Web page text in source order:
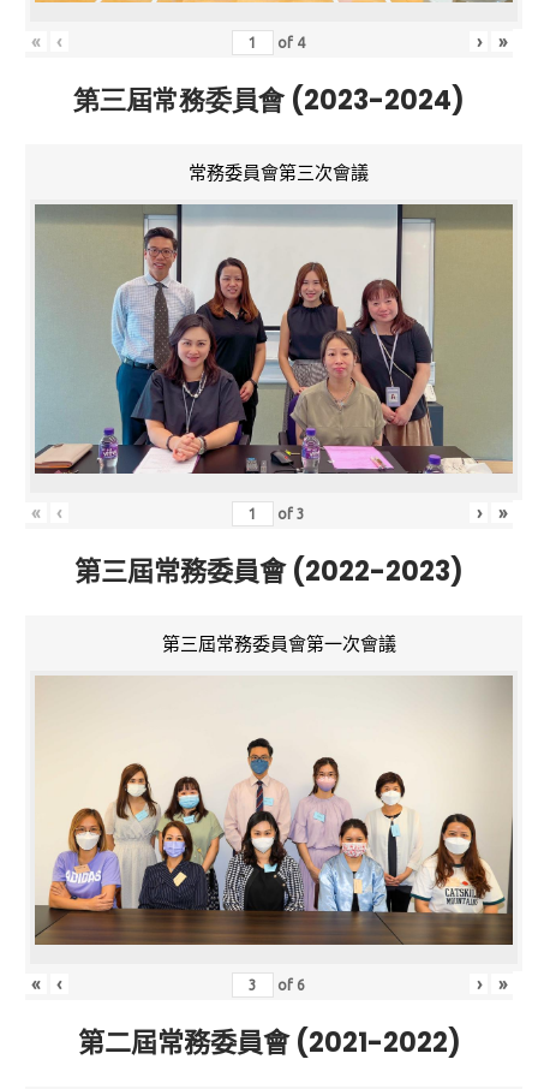
« ‹ of 4 › »
第三屆常務委員會 (2023-2024)
常務委員會第三次會議
« ‹ of3 › »
第三屆常務委員會 (2022-2023)
第三屆常務委員會第一次會議
« ‹ of 6 › »
第二屆常務委員會 (2021-2022)